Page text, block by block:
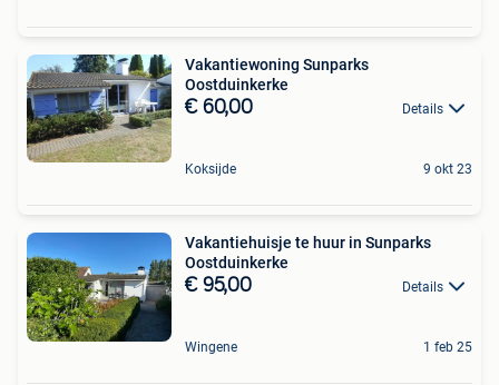
Vakantiewoning Sunparks
Oostduinkerke
€ 60,00 Details
Koksijde 9 okt 23
Vakantiehuisje te huur in Sunparks
Oostduinkerke
€ 95,00 Details
Wingene 1 feb 25